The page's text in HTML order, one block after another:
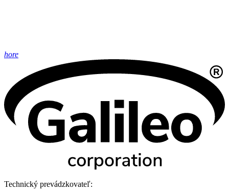
hore
Technický prevádzkovateľ: